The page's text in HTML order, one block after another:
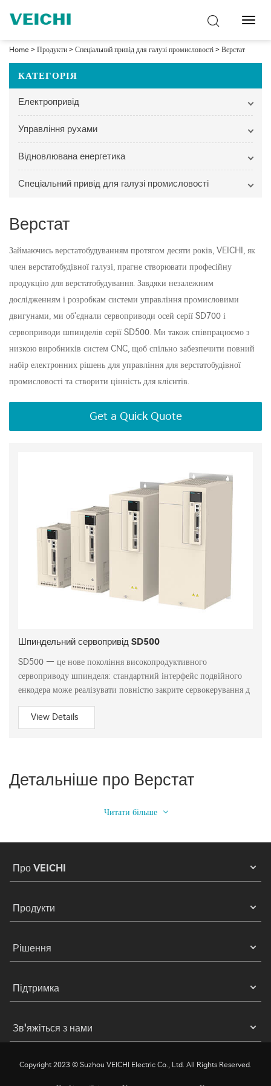
Home > Продукти > Спеціальний привід для галузі промисловості > Верстат
КАТЕГОРІЯ
Електропривід
Управління рухами
Відновлювана енергетика
Спеціальний привід для галузі промисловості
Верстат
Займаючись верстатобудуванням протягом десяти років, VEICHI, як
член верстатобудівної галузі, прагне створювати професійну
продукцію для верстатобудування. Завдяки незалежним
дослідженням і розробкам системи управління промисловими
двигунами, ми об'єднали сервоприводи осей серії SD700 і
сервоприводи шпинделів серії SD500. Ми також співпрацюємо з
низкою виробників систем CNC, щоб спільно забезпечити повний
набір електронних рішень для управління для верстатобудівної
промисловості та створити цінність для клієнтів.
Get a Quick Quote
Шпиндельний сервопривід SD500
SD500 — це нове покоління високопродуктивного
сервоприводу шпинделя: стандартний інтерфейс подвійного
енкодера може реалізувати повністю закрите сервокерування д
View Details
Детальніше про Верстат
Читати більше
Про VEICHI
Продукти
Рішення
Підтримка
Зв'яжіться з нами
Copyright 2023 © Suzhou VEICHI Electric Co., Ltd. All Rights Reserved.